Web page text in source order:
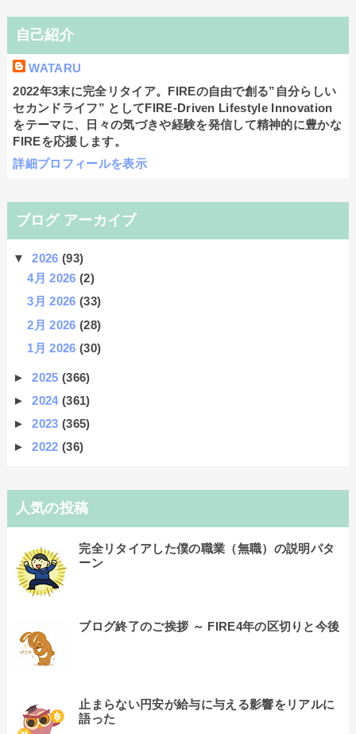
自己紹介
WATARU
2022年3末に完全リタイア。FIREの自由で創る”自分らしい
セカンドライフ” としてFIRE-Driven Lifestyle Innovation
をテーマに、日々の気づきや経験を発信して精神的に豊かな
FIREを応援します。
詳細プロフィールを表示
ブログ アーカイブ
▼2026(93)
4月 2026(2)
3月 2026(33)
2月 2026(28)
1月 2026(30)
►2025(366)
►2024(361)
►2023(365)
►2022(36)
人気の投稿
完全リタイアした僕の職業（無職）の説明パタ
ーン
ブログ終了のご挨拶 ～ FIRE4年の区切りと今後
止まらない円安が給与に与える影響をリアルに
語った